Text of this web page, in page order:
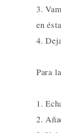
3.
en
4.
Para
1.
2.